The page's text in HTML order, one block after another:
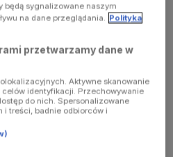
będą sygnalizowane naszym
na dane przeglądania. Polityka
przetwarzamy dane w
Aktywne skanowanie
identyfikacji. Przechowywanie
do nich. Spersonalizowane
i treści, badnie odbiorców i